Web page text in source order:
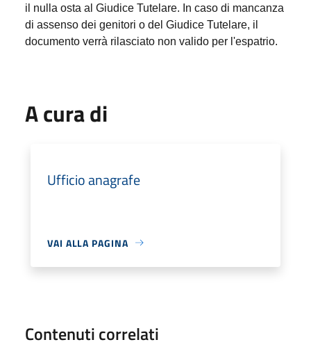
il nulla osta al Giudice Tutelare. In caso di mancanza
di assenso dei genitori o del Giudice Tutelare, il
documento verrà rilasciato non valido per l'espatrio.
A cura di
Ufficio anagrafe
VAI ALLA PAGINA
Contenuti correlati